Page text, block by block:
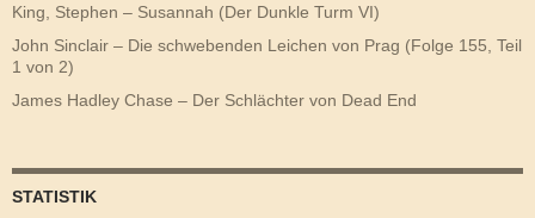
King, Stephen – Susannah (Der Dunkle Turm VI)
John Sinclair – Die schwebenden Leichen von Prag (Folge 155, Teil
1 von 2)
James Hadley Chase – Der Schlächter von Dead End
STATISTIK